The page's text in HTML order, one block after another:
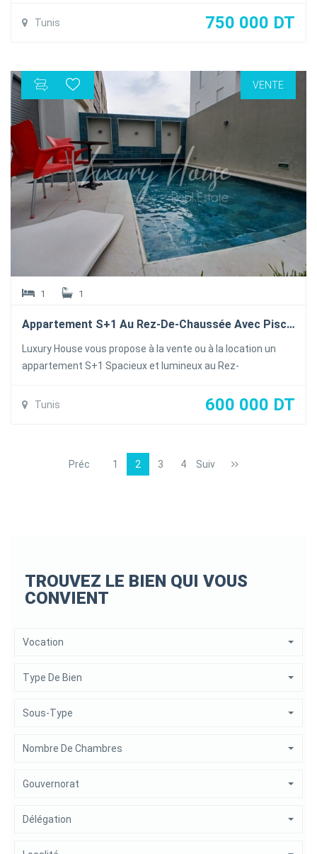
Tunis 750 000 DT
VENTE
1 1
Appartement S+1 Au Rez-De-Chaussée Avec Piscine Et Jardin
Luxury House vous propose à la vente ou à la location un
appartement S+1 Spacieux et lumineux au Rez-
résidentiel calme et sécurisé à Gammarth touristique
équipée ouverte sur le salon , et une salle d'eau avec douche
à l'italienne .
Tunis 600 000 DT
Préc 1 2 3 4 Suiv
TROUVEZ LE BIEN QUI VOUS
CONVIENT
Vocation
Type De Bien
Sous-Type
Nombre De Chambres
Gouvernorat
Délégation